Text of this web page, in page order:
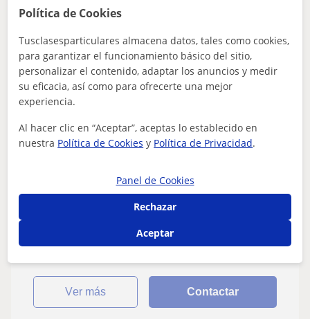
10€/h
Zakia
Español para extranjeros
personas extranjeras: español, catalán y
Me apasiona enseñar y por eso doy clases de español,
tus objetivos y necesidades...
ver más Contactar
Política de Cookies
Tusclasesparticulares almacena datos, tales como cookies,
para garantizar el funcionamiento básico del sitio,
personalizar el contenido, adaptar los anuncios y medir
su eficacia, así como para ofrecerte una mejor
experiencia.
Al hacer clic en “Aceptar”, aceptas lo establecido en
nuestra Política de Cookies y Política de Privacidad.
Panel de Cookies
Rechazar
Aceptar